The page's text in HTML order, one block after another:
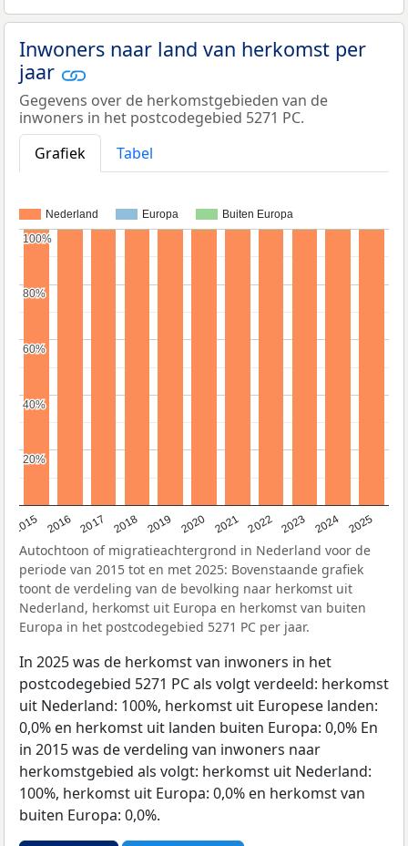
Inwoners naar land van herkomst per
jaar
Gegevens over de herkomstgebieden van de
inwoners in het postcodegebied 5271 PC.
Grafiek
Tabel
Nederland Europa Buiten Europa
2015 2016 2017 2018 2019 2020 2021 2022 2023 2024 2025
20%
20%
40%
40%
60%
60%
80%
80%
100%
100%
Autochtoon of migratieachtergrond in Nederland voor de
periode van 2015 tot en met 2025: Bovenstaande grafiek
toont de verdeling van de bevolking naar herkomst uit
Nederland, herkomst uit Europa en herkomst van buiten
Europa in het postcodegebied 5271 PC per jaar.
In 2025 was de herkomst van inwoners in het
postcodegebied 5271 PC als volgt verdeeld: herkomst
uit Nederland: 100%, herkomst uit Europese landen:
0,0% en herkomst uit landen buiten Europa: 0,0% En
in 2015 was de verdeling van inwoners naar
herkomstgebied als volgt: herkomst uit Nederland:
100%, herkomst uit Europa: 0,0% en herkomst van
buiten Europa: 0,0%.